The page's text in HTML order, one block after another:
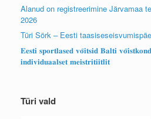
Alanud on registreerimine Järvamaa
2026
Türi Sörk – Eesti
𝐄𝐞𝐬𝐭𝐢 𝐬𝐩𝐨𝐫𝐭𝐥𝐚𝐬𝐞𝐝 𝐯𝐨̃𝐢𝐭𝐬𝐢𝐝 𝐁𝐚𝐥𝐭𝐢
𝐢𝐧𝐝𝐢𝐯𝐢𝐝𝐮𝐚𝐚𝐥𝐬𝐞𝐭 𝐦𝐞𝐢𝐬𝐭𝐫𝐢𝐭𝐢𝐢𝐭𝐥𝐢𝐭
Türi vald